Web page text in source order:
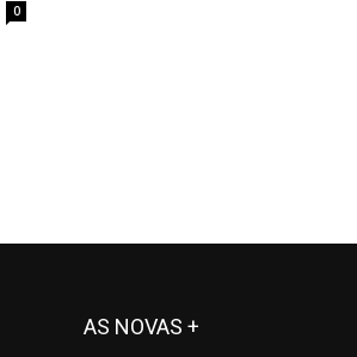
0
AS NOVAS +